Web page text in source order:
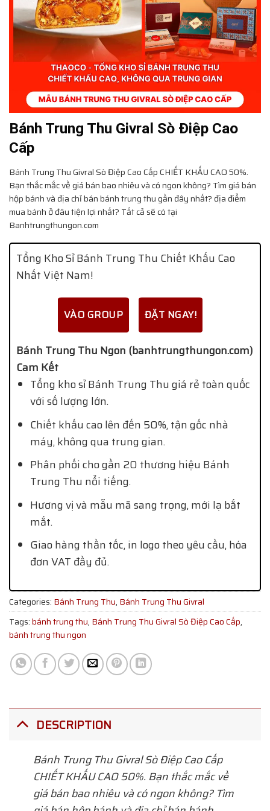
Bánh Trung Thu Givral Sò Điệp Cao
Cấp
Bánh Trung Thu Givral Sò Điệp Cao CấpCHIẾT KHẤU CAO 50%.
Bạn thắc mắc về giá bán bao nhiêu và có ngon không? Tìm giá bán
hộp bánh và địa chỉ bán bánh trung thu gần đây nhất? địa điểm
mua bánh ở đâu tiện lợi nhất? Tất cả sẽ có tại
Banhtrungthungon.com
Tổng Kho Sỉ Bánh Trung Thu Chiết Khấu Cao
Nhất Việt Nam!
VÀO GROUP ĐẶT NGAY!
Bánh Trung Thu Ngon (banhtrungthungon.com)
Cam Kết
Tổng kho sỉ Bánh Trung Thu giá rẻ toàn quốc
với số lượng lớn.
Chiết khấu cao lên đến 50%, tận gốc nhà
máy, không qua trung gian.
Phân phối cho gần 20 thương hiệu Bánh
Trung Thu nổi tiếng.
Hương vị và mẫu mã sang trọng, mới lạ bắt
mắt.
Giao hàng thần tốc, in logo theo yêu cầu, hóa
đơn VAT đầy đủ.
Categories: Bánh Trung Thu, Bánh Trung Thu Givral
Tags:bánh trung thu, Bánh Trung Thu Givral Sò Điệp Cao Cấp,
bánh trung thu ngon
DESCRIPTION
Bánh Trung Thu Givral Sò Điệp Cao Cấp
CHIẾT KHẤU CAO 50%. Bạn thắc mắc về
giá bán bao nhiêu và có ngon không? Tìm